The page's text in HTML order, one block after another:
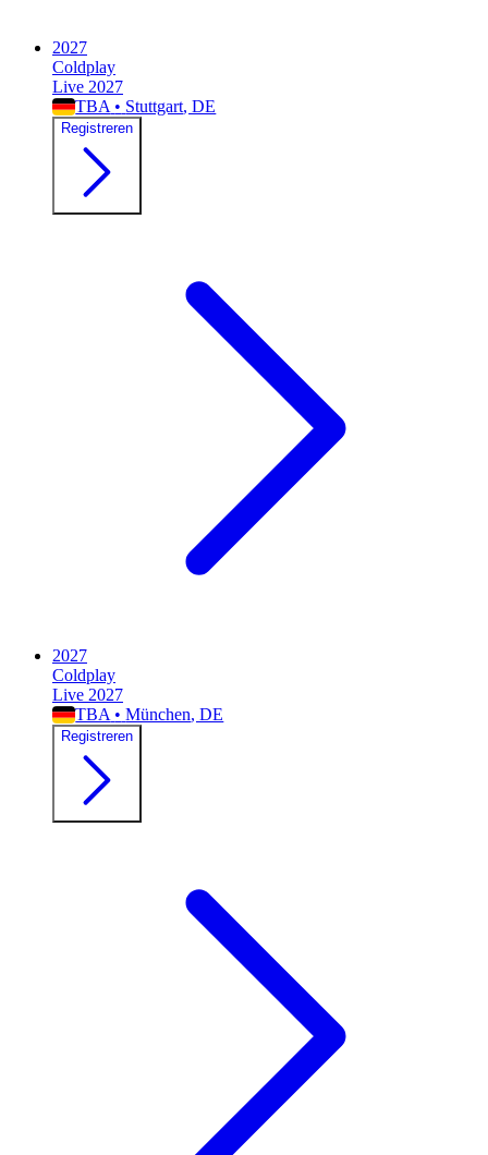
2027
Coldplay
Live 2027
TBA • Stuttgart, DE
Registreren
2027
Coldplay
Live 2027
TBA • München, DE
Registreren